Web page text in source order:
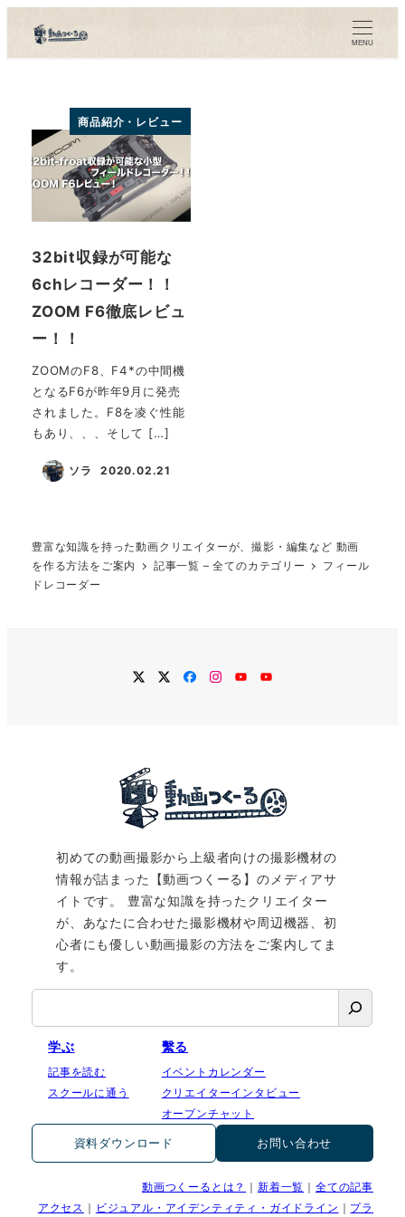
MENU
商品紹介・レビュー
32bit収録が可能な
6chレコーダー！！
ZOOM F6徹底レビュ
ー！！
ZOOMのF8、F4*の中間機
となるF6が昨年9月に発売
されました。F8を凌ぐ性能
もあり、、、そして […]
ソラ
投稿日
2020.02.21
豊富な知識を持った動画クリエイターが、撮影・編集など 動画
を作る方法をご案内
記事一覧 – 全てのカテゴリー
フィール
ドレコーダー
twitterTwitter
Facebook
Instagram
YouTubeYouTube
初めての動画撮影から上級者向けの撮影機材の
情報が詰まった【動画つくーる】のメディアサ
イトです。 豊富な知識を持ったクリエイター
が、あなたに合わせた撮影機材や周辺機器、初
心者にも優しい動画撮影の方法をご案内してま
す。
学ぶ
記事を読む
スクールに通う
繫る
イベントカレンダー
クリエイターインタビュー
オープンチャット
資料ダウンロード お問い合わせ
動画つくーるとは？ ｜ 新着一覧 ｜ 全ての記事
アクセス ｜ ビジュアル・アイデンティティ・ガイドライン ｜ プラ